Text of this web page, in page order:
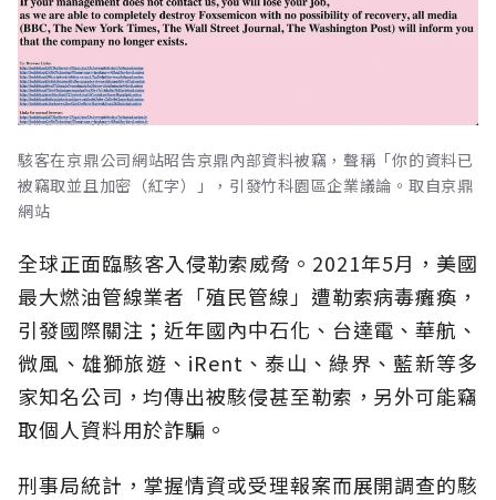
駭客在京鼎公司網站昭告京鼎內部資料被竊，聲稱「你的資料已
被竊取並且加密（紅字）」，引發竹科園區企業議論。取自京鼎
網站
全球正面臨駭客入侵勒索威脅。2021年5月，美國
最大燃油管線業者「殖民管線」遭勒索病毒癱瘓，
引發國際關注；近年國內中石化、台達電、華航、
微風、雄獅旅遊、iRent、泰山、綠界、藍新等多
家知名公司，均傳出被駭侵甚至勒索，另外可能竊
取個人資料用於詐騙。
刑事局統計，掌握情資或受理報案而展開調查的駭